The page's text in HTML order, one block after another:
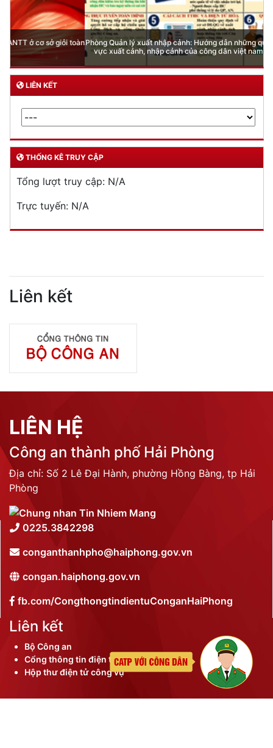
Phòng Quản lý xuất nhập cảnh: Hướng dẫn những quy định mới trong lĩnh
vực xuất cảnh, nhập cảnh của công dân việt nam từ ngày 01/7/2026
LIÊN KẾT
THỐNG KÊ TRUY CẬP
Tổng lượt truy cập: N/A
Trực tuyến: N/A
Liên kết
LIÊN HỆ
Công an thành phố Hải Phòng
Địa chỉ: Số 2 Lê Đại Hành, phường Hồng Bàng, tp Hải
Phòng
0225.3842298
conganthanhpho@haiphong.gov.vn
congan.haiphong.gov.vn
fb.com/CongthongtindientuConganHaiPhong
Liên kết
Bộ Công an
Cổng thông tin điện tử thành phố
Hộp thư điện tử công vụ